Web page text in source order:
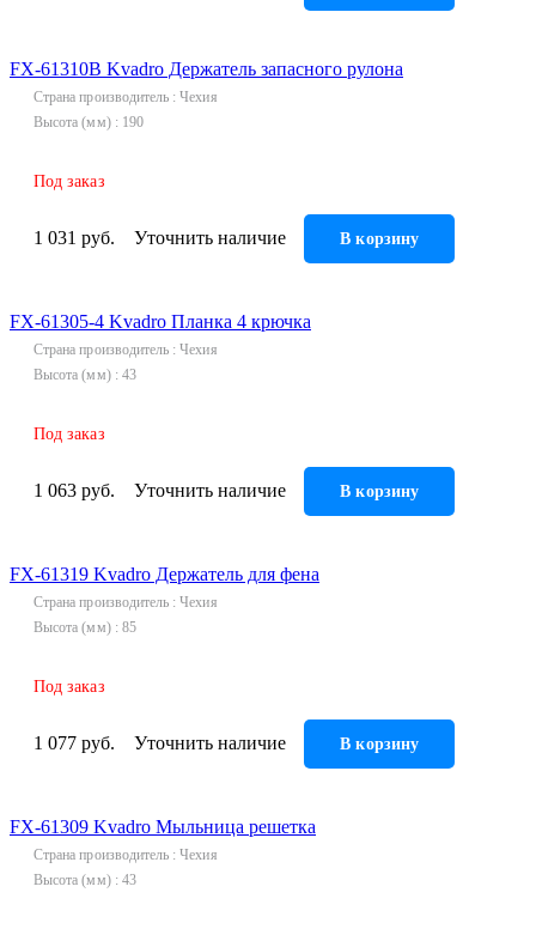
FX-61310B Kvadro Держатель запасного рулона
Страна производитель
Чехия
Высота (мм)
190
Под заказ
1 031 руб. Уточнить наличие В корзину
FX-61305-4 Kvadro Планка 4 крючка
Страна производитель
Чехия
Высота (мм)
43
Под заказ
1 063 руб. Уточнить наличие В корзину
FX-61319 Kvadro Держатель для фена
Страна производитель
Чехия
Высота (мм)
85
Под заказ
1 077 руб. Уточнить наличие В корзину
FX-61309 Kvadro Мыльница решетка
Страна производитель
Чехия
Высота (мм)
43